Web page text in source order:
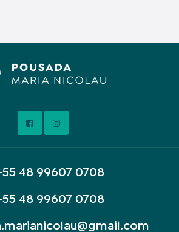
48 99607 0708
48 99607 0708